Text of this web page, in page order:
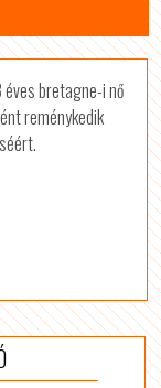
bre­tagne-i nő
re­mény­ke­dik